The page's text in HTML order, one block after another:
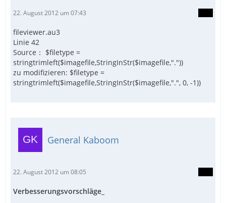
22. August 2012 um 07:43
fileviewer.au3
Linie 42
Source： $filetype =
stringtrimleft($imagefile,StringInStr($imagefile,"."))
zu modifizieren: $filetype =
stringtrimleft($imagefile,StringInStr($imagefile,".", 0, -1))
General Kaboom
22. August 2012 um 08:05
Verbesserungsvorschläge_